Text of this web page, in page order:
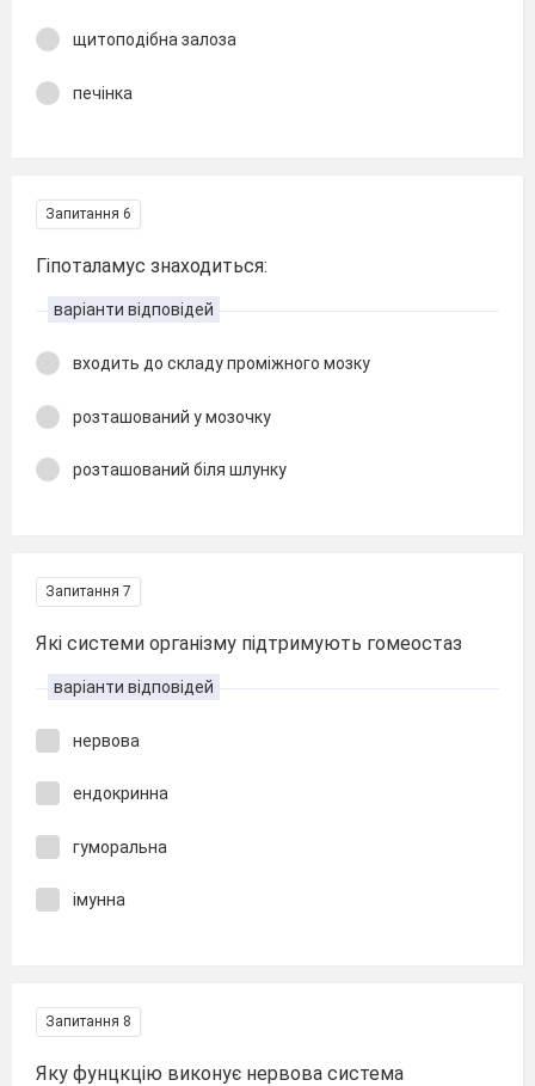
щитоподібна залоза
печінка
Запитання 6
Гіпоталамус знаходиться:
варіанти відповідей
входить до складу проміжного мозку
розташований у мозочку
розташований біля шлунку
Запитання 7
Які системи організму підтримують гомеостаз
варіанти відповідей
нервова
ендокринна
гуморальна
імунна
Запитання 8
Яку фунцкцію виконує нервова система